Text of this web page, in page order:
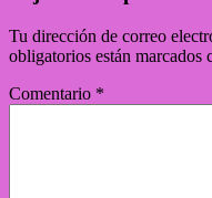
Tu dirección de correo
obligatorios están marcados
Comentario *